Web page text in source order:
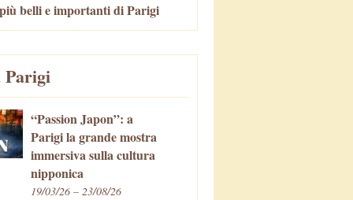
belli e importanti di Parigi
Parigi
“Passion Japon”: a
Parigi la grande mostra
immersiva sulla cultura
nipponica
19/03/26 – 23/08/26